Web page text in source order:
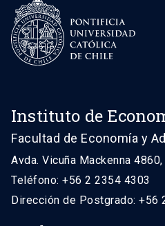
Instituto de
Facultad de Economía y
Avda. Vicuña Mackenna
Teléfono: +56 2 2354 4303
Dirección de Postgrado: +56